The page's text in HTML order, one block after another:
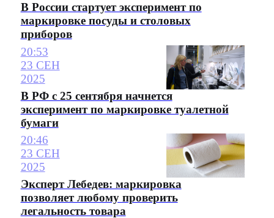
В России стартует эксперимент по
маркировке посуды и столовых
приборов
20:53
23 СЕН
2025
В РФ с 25 сентября начнется
эксперимент по маркировке туалетной
бумаги
20:46
23 СЕН
2025
Эксперт Лебедев: маркировка
позволяет любому проверить
легальность товара